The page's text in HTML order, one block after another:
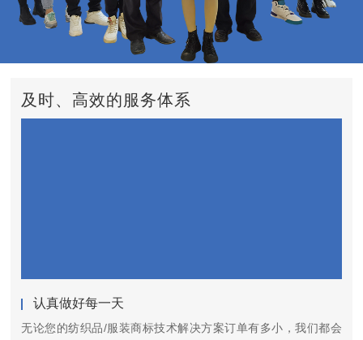
及时、高效的服务体系
认真做好每一天
无论您的纺织品/服装商标技术解决方案订单有多小，我们都会